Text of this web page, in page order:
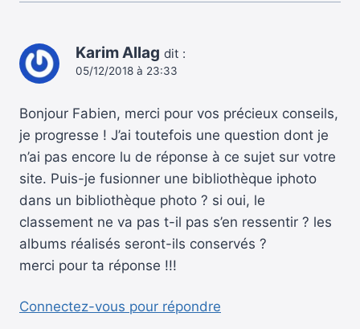
Karim Allag dit :
05/12/2018 à 23:33
Bonjour Fabien, merci pour vos précieux conseils,
je progresse ! J’ai toutefois une question dont je
n’ai pas encore lu de réponse à ce sujet sur votre
site. Puis-je fusionner une bibliothèque iphoto
dans un bibliothèque photo ? si oui, le
classement ne va pas t-il pas s’en ressentir ? les
albums réalisés seront-ils conservés ?
merci pour ta réponse !!!
Connectez-vous pour répondre